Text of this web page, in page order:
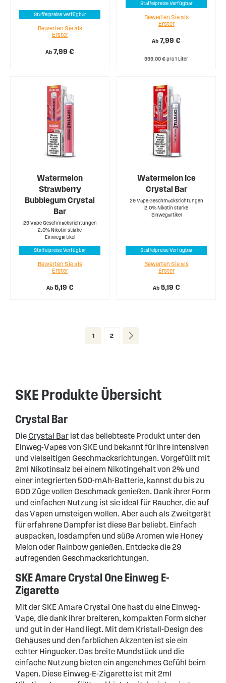
Staffelpreise Verfügbar
Ab 7,99 €
Bewerten Sie als
Erster
Staffelpreise Verfügbar
Ab 7,99 €
Bewerten Sie als
Erster
999,00 € pro 1 Liter
Watermelon
Strawberry
Bubblegum Crystal
Bar
29 Vape Geschmacksrichtungen
2.0% Nikotin stärke
Einwegartikel
Staffelpreise Verfügbar
Ab 5,19 €
Bewerten Sie als
Erster
Watermelon Ice
Crystal Bar
29 Vape Geschmacksrichtungen
2.0% Nikotin stärke
Einwegartikel
Staffelpreise Verfügbar
Ab 5,19 €
Bewerten Sie als
Erster
Page
You're currently reading page
1 Page
2
SKE Produkte Übersicht
Crystal Bar
Die Crystal Bar ist das beliebteste Produkt unter den
Einweg-Vapes von SKE und bekannt für ihre intensiven
und vielseitigen Geschmacksrichtungen. Vorgefüllt mit
2ml Nikotinsalz bei einem Nikotingehalt von 2% und
einer integrierten 500-mAh-Batterie, kannst du bis zu
600 Züge vollen Geschmack genießen. Dank ihrer Form
und einfachen Nutzung ist sie ideal für Raucher, die auf
das Vapen umsteigen wollen. Aber auch als Zweitgerät
für erfahrene Dampfer ist diese Bar beliebt. Einfach
auspacken, losdampfen und süße Aromen wie Honey
Melon oder Rainbow genießen. Entdecke die 29
aufregenden Geschmacksrichtungen.
SKE Amare Crystal One Einweg E-
Zigarette
Mit der SKE Amare Crystal One hast du eine Einweg-
Vape, die dank ihrer breiteren, kompakten Form sicher
und gut in der Hand liegt. Mit dem Kristall-Design des
Gehäuses und den farblichen Akzenten ist sie ein
echter Hingucker. Das breite Mundstück und die
einfache Nutzung bieten ein angenehmes Gefühl beim
Vapen. Diese Einweg-E-Zigarette ist mit 2ml